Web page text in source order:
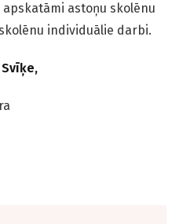
astoņu skolēnu
individuālie darbi.